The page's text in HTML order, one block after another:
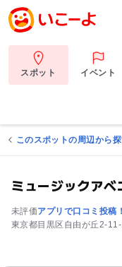
スポット イベント
このスポットの周辺から
ミュージックアベ
未評価アプリで口コミ投稿！
東京都目黒区自由が丘2-